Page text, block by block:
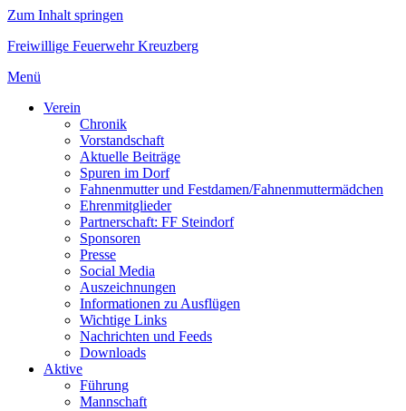
Zum Inhalt springen
Freiwillige Feuerwehr Kreuzberg
Menü
Verein
Chronik
Vorstandschaft
Aktuelle Beiträge
Spuren im Dorf
Fahnenmutter und Festdamen/Fahnenmuttermädchen
Ehrenmitglieder
Partnerschaft: FF Steindorf
Sponsoren
Presse
Social Media
Auszeichnungen
Informationen zu Ausflügen
Wichtige Links
Nachrichten und Feeds
Downloads
Aktive
Führung
Mannschaft